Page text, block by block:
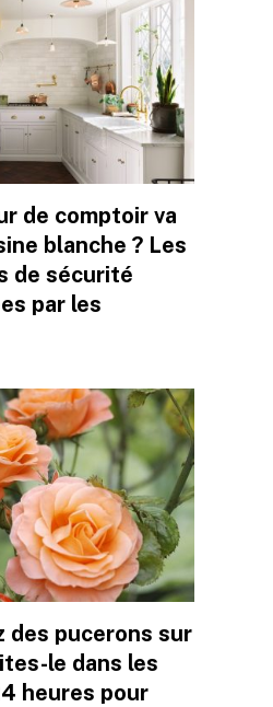
de comptoir va
blanche ? Les
de sécurité
par les
des pucerons sur
le dans les
heures pour